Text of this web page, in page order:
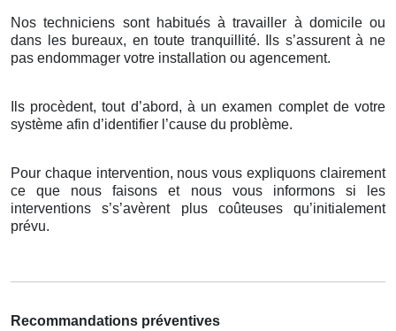
Nos techniciens sont habitués à travailler à domicile ou
dans les bureaux, en toute tranquillité. Ils s’assurent à ne
pas endommager votre installation ou agencement.
Ils procèdent, tout d’abord, à un examen complet de votre
système afin d’identifier l’cause du problème.
Pour chaque intervention, nous vous expliquons clairement
ce que nous faisons et nous vous informons si les
interventions s’s’avèrent plus coûteuses qu’initialement
prévu.
Recommandations préventives